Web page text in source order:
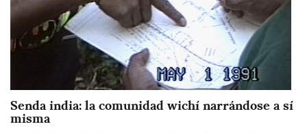
Senda india: la comunidad wichí narrándose a sí
misma